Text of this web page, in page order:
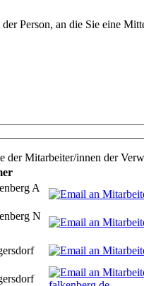
der Person, an die Sie eine
der Mitarbeiter/innen der
A
N